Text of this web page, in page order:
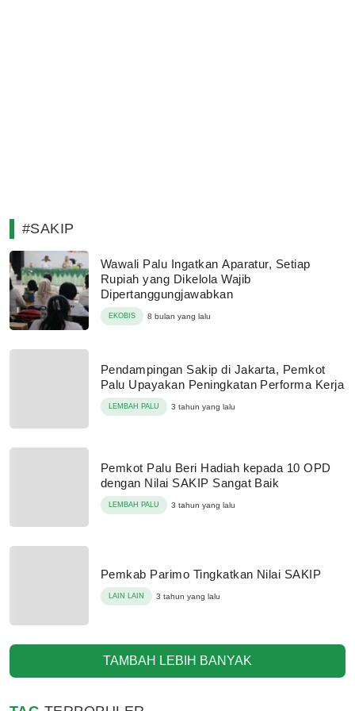
#SAKIP
Wawali Palu Ingatkan Aparatur, Setiap
Rupiah yang Dikelola Wajib
Dipertanggungjawabkan
EKOBIS 8 bulan yang lalu
Pendampingan Sakip di Jakarta, Pemkot
Palu Upayakan Peningkatan Performa Kerja
LEMBAH PALU 3 tahun yang lalu
Pemkot Palu Beri Hadiah kepada 10 OPD
dengan Nilai SAKIP Sangat Baik
LEMBAH PALU 3 tahun yang lalu
Pemkab Parimo Tingkatkan Nilai SAKIP
LAIN LAIN 3 tahun yang lalu
TAMBAH LEBIH BANYAK